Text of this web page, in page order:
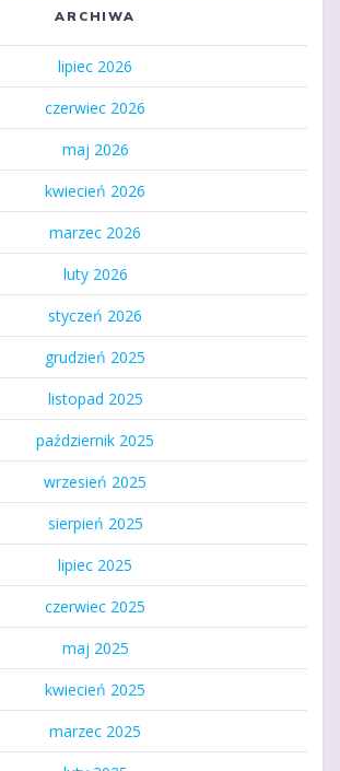
ARCHIWA
lipiec 2026
czerwiec 2026
maj 2026
kwiecień 2026
marzec 2026
luty 2026
styczeń 2026
grudzień 2025
listopad 2025
październik 2025
wrzesień 2025
sierpień 2025
lipiec 2025
czerwiec 2025
maj 2025
kwiecień 2025
marzec 2025